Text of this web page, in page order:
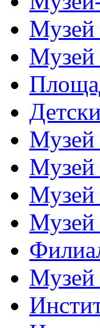
Музей
Музей
Музей
Музей
Музей
Музей
Музей